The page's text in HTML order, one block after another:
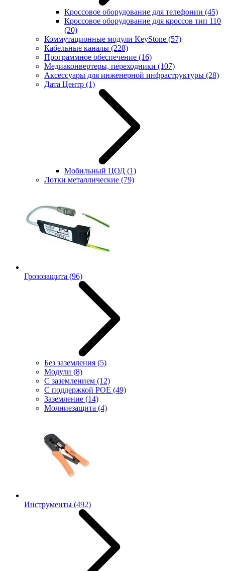
Кроссовое оборудование для телефонии (45)
Кроссовое оборудование для кроссов тип 110
(20)
Коммутационные модули KeyStone (57)
Кабельные каналы (228)
Программное обеспечение (16)
Медиаконвертеры, переходники (107)
Аксессуары для инженерной инфраструктуры (28)
Дата Центр (1)
Мобильный ЦОД (1)
Лотки металлические (79)
Грозозащита (96)
Без заземления (5)
Модули (8)
С заземлением (12)
С поддержкой POE (49)
Заземление (14)
Молниезащита (4)
Инструменты (492)